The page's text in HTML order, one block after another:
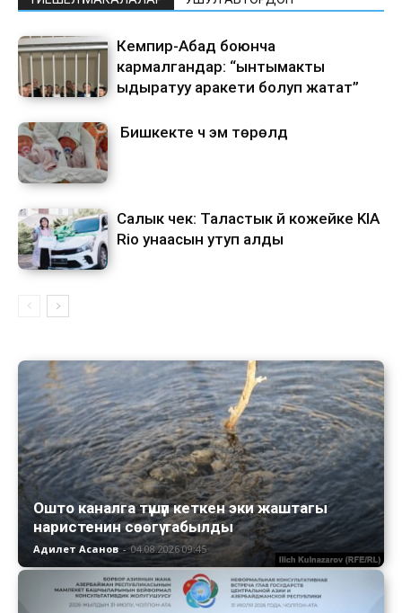
Кемпир-Абад боюнча
кармалгандар: “ынтымакты
ыдыратуу аракети болуп жатат”
Бишкекте үч эм төрөлдү
Салык чек: Таластык үй кожейке KIA
Rio унаасын утуп алды
Ошто каналга түшүп кеткен эки жаштагы
наристенин сөөгү табылды
Адилет Асанов - 04.08.2026 09:45